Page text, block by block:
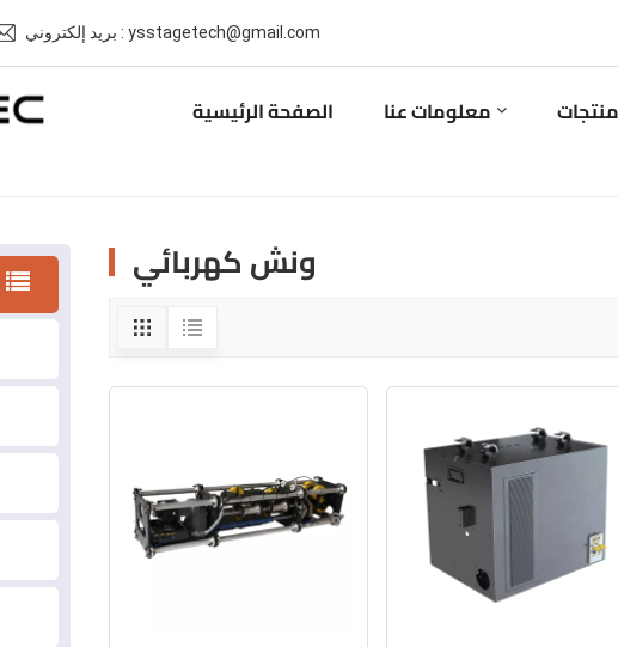
بريد إلكتروني : ysstagetech@gmail.com
الصفحة الرئيسية معلومات عنا
ونش كهربائي